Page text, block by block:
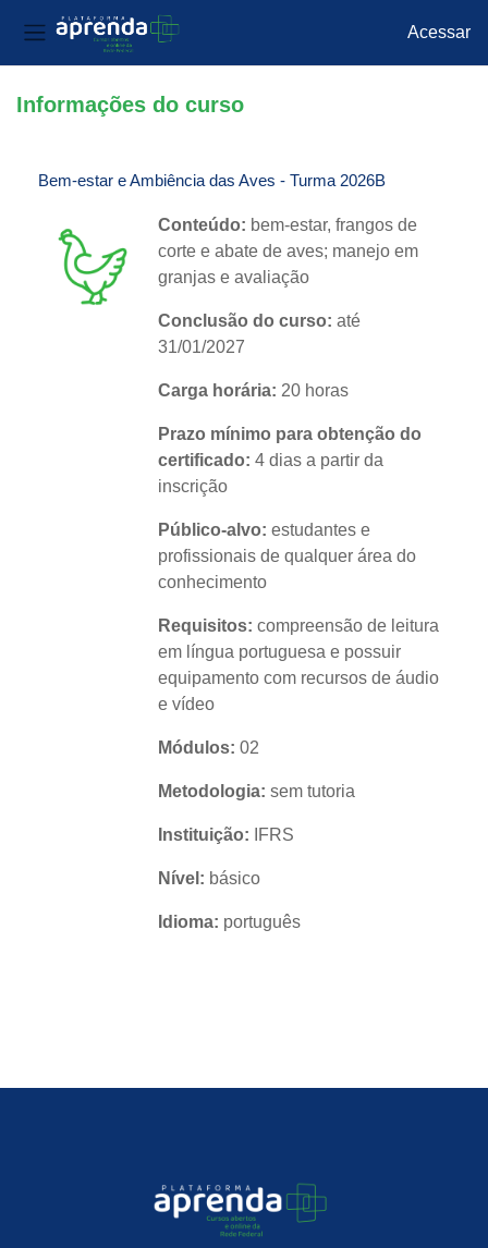
Painel lateral
Acessar
Informações do curso
Bem-estar e Ambiência das Aves - Turma 2026B
Conteúdo: bem-estar, frangos de
corte e abate de aves; manejo em
granjas e avaliação
Conclusão do curso: até
31/01/2027
Carga horária: 20 horas
Prazo mínimo para obtenção do
certificado: 4 dias a partir da
inscrição
Público-alvo: estudantes e
profissionais de qualquer área do
conhecimento
Requisitos: compreensão de leitura
em língua portuguesa e possuir
equipamento com recursos de áudio
e vídeo
Módulos: 02
Metodologia: sem tutoria
Instituição: IFRS
Nível: básico
Idioma: português